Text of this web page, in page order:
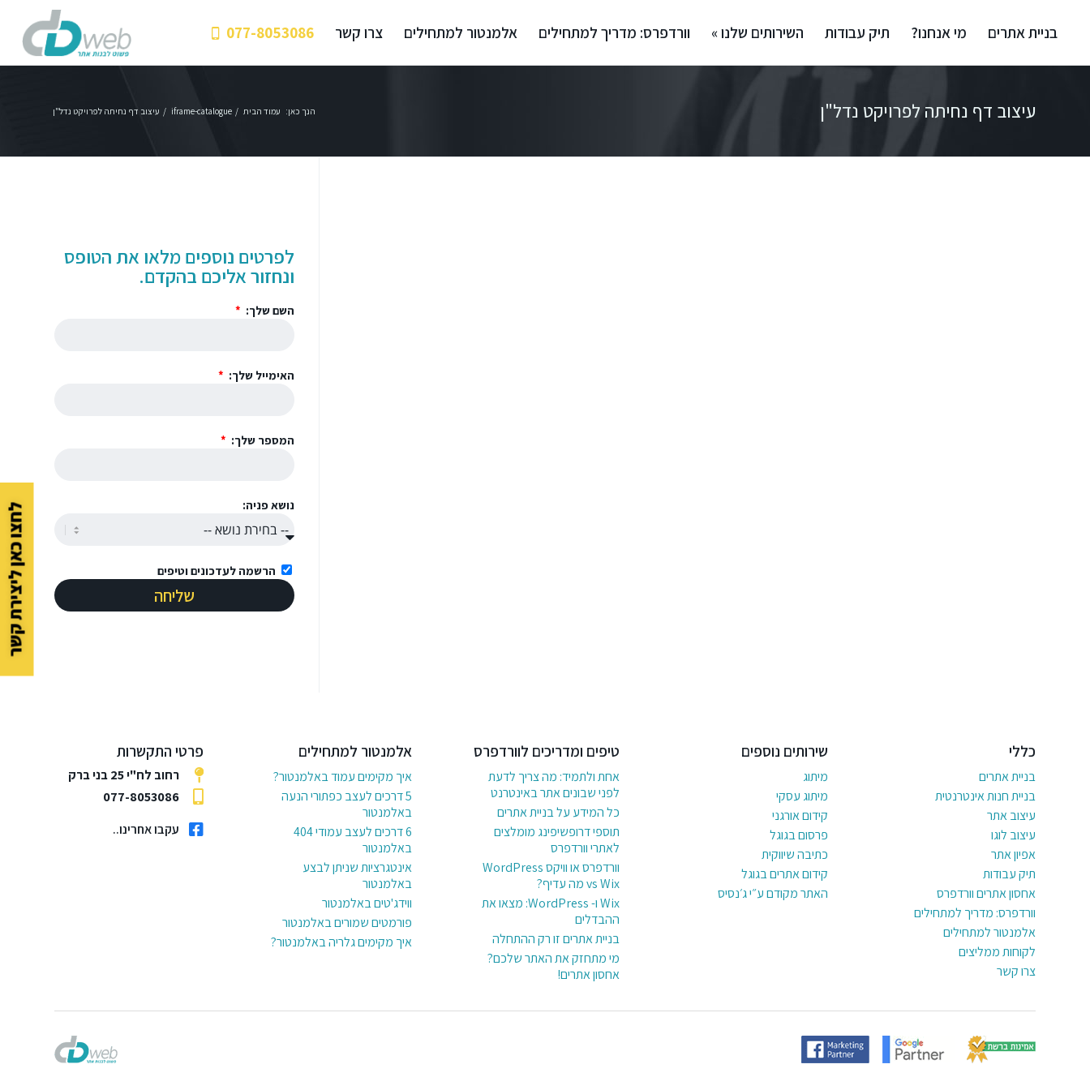
בניית אתרים מי אנחנו? תיק עבודות השירותים שלנו » וורדפרס: מדריך למתחילים אלמנטור למתחילים צרו קשר 077-8053086
עיצוב דף נחיתה לפרויקט נדל"ן הנך כאן: עמוד הבית /
iframe-catalogue
/ עיצוב דף נחיתה לפרויקט נדל"ן
לפרטים נוספים מלאו את הטופס
ונחזור אליכם בהקדם.
השם שלך:
האימייל שלך:
המספר שלך:
נושא פניה:
הרשמה לעדכונים וטיפים
שליחה
כללי
בניית אתרים
בניית חנות אינטרנטית
עיצוב אתר
עיצוב לוגו
אפיון אתר
תיק עבודות
אחסון אתרים וורדפרס
וורדפרס: מדריך למתחילים
אלמנטור למתחילים
לקוחות ממליצים
צרו קשר
שירותים נוספים
מיתוג
מיתוג עסקי
קידום אורגני
פרסום בגוגל
כתיבה שיווקית
קידום אתרים בגוגל
האתר מקודם ע״י ג׳נסיס
טיפים ומדריכים לוורדפרס
אחת ולתמיד: מה צריך לדעת
לפני שבונים אתר באינטרנט
כל המידע על בניית אתרים
תוספי דרופשיפינג מומלצים
לאתרי וורדפרס
וורדפרס או וויקס WordPress
vs Wix מה עדיף?
Wix ו- WordPress: מצאו את
ההבדלים
בניית אתרים זו רק ההתחלה
מי מתחזק את האתר שלכם?
אחסון אתרים!
אלמנטור למתחילים
איך מקימים עמוד באלמנטור?
5 דרכים לעצב כפתורי הנעה
באלמנטור
6 דרכים לעצב עמודי 404
באלמנטור
אינטגרציות שניתן לבצע
באלמנטור
ווידג'טים באלמנטור
פורמטים שמורים באלמנטור
איך מקימים גלריה באלמנטור?
פרטי התקשרות
רחוב לח"י 25 בני ברק
077-8053086
עקבו אחרינו..
לחצו כאן ליצירת קשר